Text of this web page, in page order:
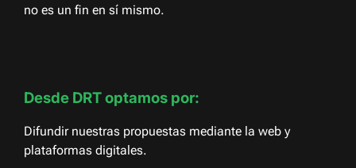
no es un fin en sí mismo.
Desde DRT optamos por:
Difundir nuestras propuestas mediante la web y
plataformas digitales.